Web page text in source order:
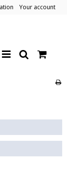
Your account